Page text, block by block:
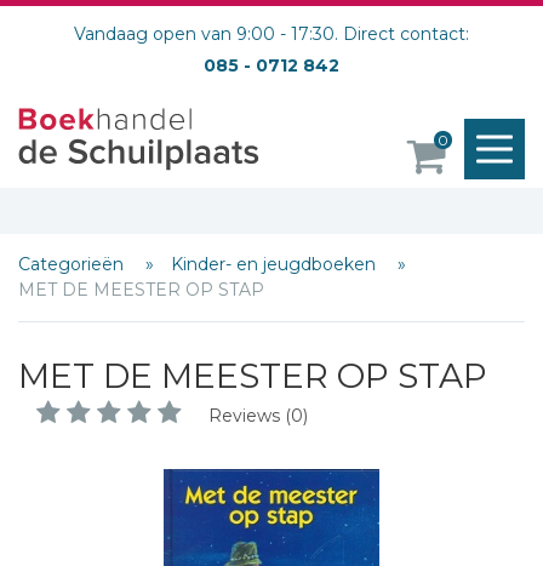
Vandaag open van 9:00 - 17:30. Direct contact:
085 - 0712 842
0
Categorieën
Kinder- en jeugdboeken
MET DE MEESTER OP STAP
MET DE MEESTER OP STAP
Reviews (0)